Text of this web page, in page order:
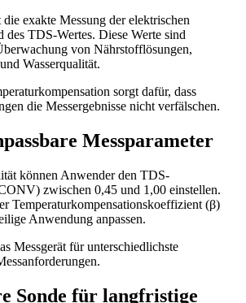
exakte Messung der elektrischen
TDS-Wertes. Diese Werte sind
von Nährstofflösungen,
Wasserqualität.
sorgt dafür, dass
die Messergebnisse nicht verfälschen.
Messparameter
können Anwender den TDS-
zwischen 0,45 und 1,00 einstellen.
Temperaturkompensationskoeffizient (β)
Anwendung anpassen.
Messgerät für unterschiedlichste
Sonde für langfristige